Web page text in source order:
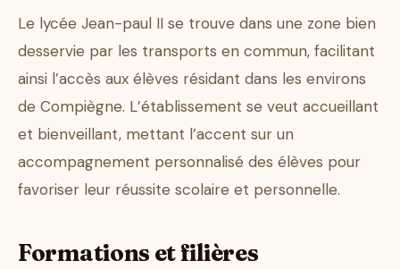
Le lycée Jean-paul II se trouve dans une zone bien
desservie par les transports en commun, facilitant
ainsi l’accès aux élèves résidant dans les environs
de Compiègne. L’établissement se veut accueillant
et bienveillant, mettant l’accent sur un
accompagnement personnalisé des élèves pour
favoriser leur réussite scolaire et personnelle.
Formations et filières